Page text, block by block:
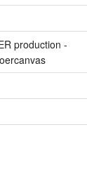
production -